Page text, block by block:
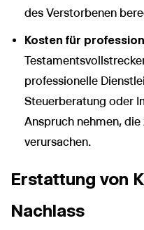
des Verstorbenen
Kosten für
professionelle
Steuerberatung oder
Anspruch nehmen,
verursachen.
Erstattung von
Nachlass